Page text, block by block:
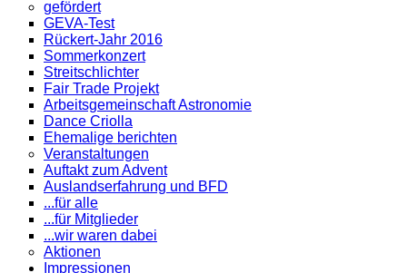
gefördert
GEVA-Test
Rückert-Jahr 2016
Sommerkonzert
Streitschlichter
Fair Trade Projekt
Arbeitsgemeinschaft Astronomie
Dance Criolla
Ehemalige berichten
Veranstaltungen
Auftakt zum Advent
Auslandserfahrung und BFD
...für alle
...für Mitglieder
...wir waren dabei
Aktionen
Impressionen